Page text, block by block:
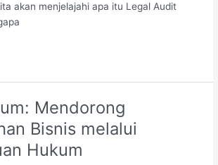
akan menjelajahi apa itu Legal Audit
Mendorong
Bisnis melalui
Hukum